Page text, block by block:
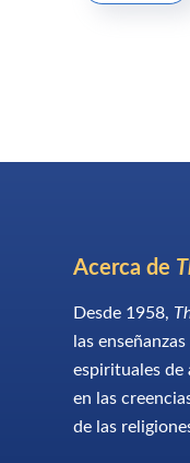
Acerca de
Desde 1958,
las
espirituales de
en las
de las